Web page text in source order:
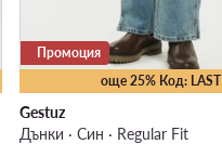
още 25% Код: LAST
Промоция
Gestuz
Дънки · Син · Regular Fit